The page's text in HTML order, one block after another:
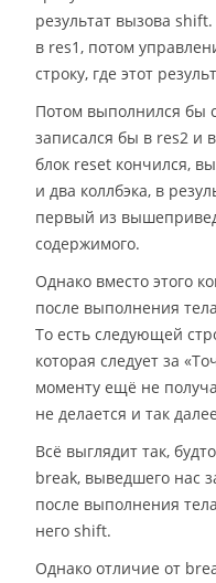
результат вызова
в res1, потом
строку, где этот
Потом выполнился бы
записался бы в res2 и
блок reset кончился,
и два коллбэка, в
первый из
содержимого.
Однако вместо этого
после выполнения
То есть следующей
которая следует за
моменту ещё не
не делается и так
Всё выглядит так,
break, выведшего нас
после выполнения
него shift.
Однако отличие от